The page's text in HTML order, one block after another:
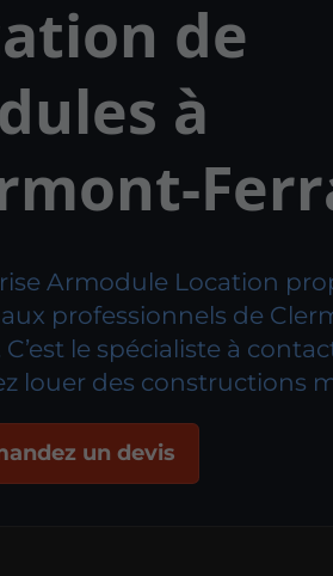
de
à
Armodule Location
aux professionnels de
le spécialiste à
louer des constructions
un devis